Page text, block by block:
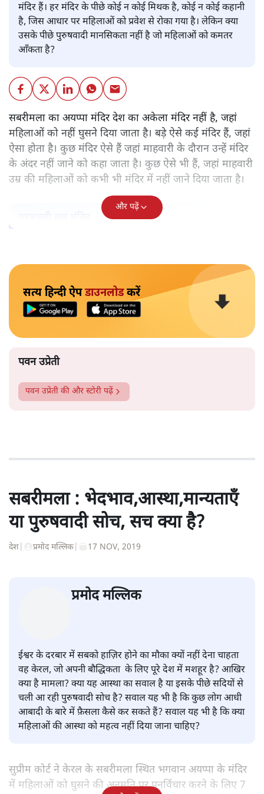
मंदिर हैं। हर मंदिर के पीछे कोई न कोई मिथक है, कोई न कोई कहानी
है, जिस आधार पर महिलाओं को प्रवेश से रोका गया है। लेकिन क्या
उसके पीछे पुरुषवादी मानसिकता नहीं है जो महिलाओं को कमतर
आँकता है?
सबरीमला का अयप्पा मंदिर देश का अकेला मंदिर नहीं है, जहां
महिलाओं को नहीं घुसने दिया जाता है। बड़े ऐसे कई मंदिर हैं, जहां
ऐसा होता है। कुछ मंदिर ऐसे हैं जहां माहवारी के दौरान उन्हें मंदिर
के अंदर नहीं जाने को कहा जाता है। कुछ ऐसे भी हैं, जहां माहवारी
उम्र की महिलाओं को कभी भी मंदिर में नहीं जाने दिया जाता है।
और पढ़ें
सत्य हिन्दी ऐपडाउनलोडकरें
पवन उप्रेती
पवन उप्रेती की और स्टोरी पढ़ें
सबरीमला : भेदभाव,आस्था,मान्यताएँ
या पुरुषवादी सोच, सच क्या है?
देश प्रमोद मल्लिक 17 NOV, 2019
प्रमोद मल्लिक